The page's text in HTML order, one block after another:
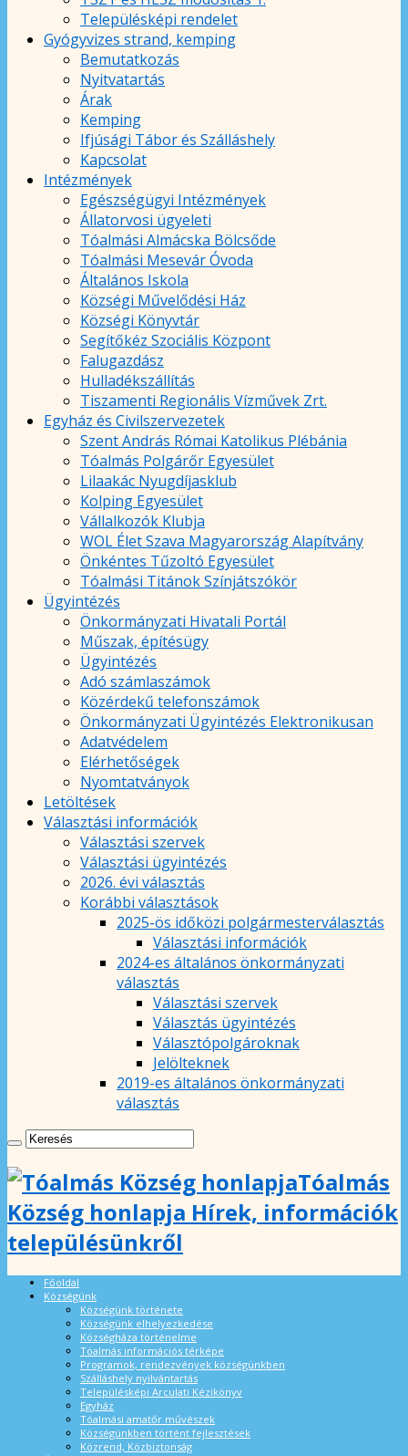
Településképi rendelet
Gyógyvizes strand, kemping
Bemutatkozás
Nyitvatartás
Árak
Kemping
Ifjúsági Tábor és Szálláshely
Kapcsolat
Intézmények
Egészségügyi Intézmények
Állatorvosi ügyeleti
Tóalmási Almácska Bölcsőde
Tóalmási Mesevár Óvoda
Általános Iskola
Községi Művelődési Ház
Községi Könyvtár
Segítőkéz Szociális Központ
Falugazdász
Hulladékszállítás
Tiszamenti Regionális Vízművek Zrt.
Egyház és Civilszervezetek
Szent András Római Katolikus Plébánia
Tóalmás Polgárőr Egyesület
Lilaakác Nyugdíjasklub
Kolping Egyesület
Vállalkozók Klubja
WOL Élet Szava Magyarország Alapítvány
Önkéntes Tűzoltó Egyesület
Tóalmási Titánok Színjátszókör
Ügyintézés
Önkormányzati Hivatali Portál
Műszak, építésügy
Ügyintézés
Adó számlaszámok
Közérdekű telefonszámok
Önkormányzati Ügyintézés Elektronikusan
Adatvédelem
Elérhetőségek
Nyomtatványok
Letöltések
Választási információk
Választási szervek
Választási ügyintézés
2026. évi választás
Korábbi választások
2025-ös időközi polgármesterválasztás
Választási információk
2024-es általános önkormányzati
választás
Választási szervek
Választás ügyintézés
Választópolgároknak
Jelölteknek
2019-es általános önkormányzati
választás
Tóalmás
Község honlapja Hírek, információk
településünkről
Főoldal
Községünk
Községünk története
Községünk elhelyezkedése
Községháza történelme
Tóalmás információs térképe
Programok, rendezvények községünkben
Szálláshely nyilvántartás
Településképi Arculati Kézikönyv
Egyház
Tóalmási amatőr művészek
Községünkben történt fejlesztések
Közrend, Közbiztonság